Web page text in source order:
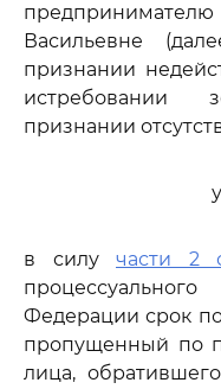
Васильевне
признании
истребовании
признании
в силу части 2
Федерации срок
пропущенный по
лица,